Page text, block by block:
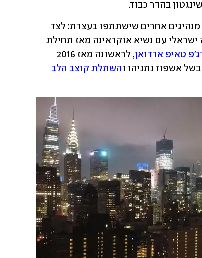
בהדר כבוד.
טאיפ ארדואן
אשפוז נתניהו והשתלת קוצב הלב